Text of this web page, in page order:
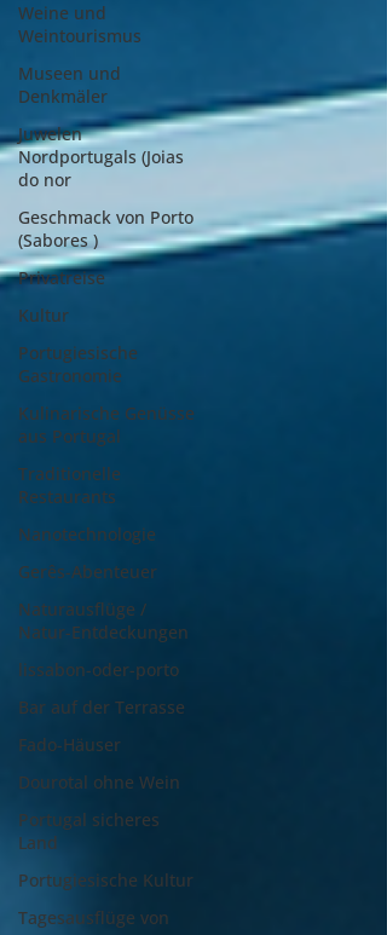
Weine und
Weintourismus
Museen und
Denkmäler
Juwelen
Nordportugals (Joias
do nor
Geschmack von Porto
(Sabores )
Privatreise
Kultur
Portugiesische
Gastronomie
Kulinarische Genüsse
aus Portugal
Traditionelle
Restaurants
Nanotechnologie
Gerês-Abenteuer
Naturausflüge /
Natur-Entdeckungen
lissabon-oder-porto
Bar auf der Terrasse
Fado-Häuser
Dourotal ohne Wein
Portugal sicheres
Land
Portugiesische Kultur
Tagesausflüge von